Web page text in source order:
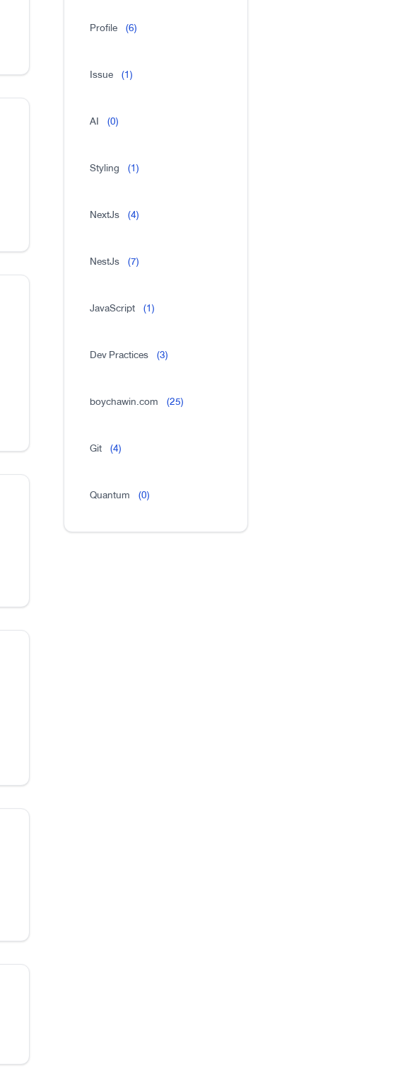
Profile (6)
Issue (1)
AI (0)
Styling (1)
NextJs (4)
NestJs (7)
JavaScript (1)
Dev Practices (3)
boychawin.com (25)
Git (4)
Quantum (0)